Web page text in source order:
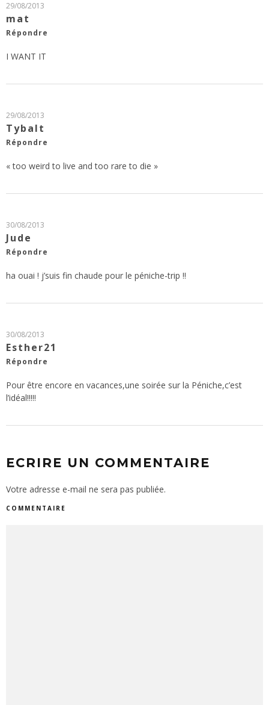
29/08/2013
mat
Répondre
I WANT IT
29/08/2013
Tybalt
Répondre
« too weird to live and too rare to die »
30/08/2013
Jude
Répondre
ha ouai ! j’suis fin chaude pour le péniche-trip !!
30/08/2013
Esther21
Répondre
Pour être encore en vacances,une soirée sur la Péniche,c’est
l’idéal!!!!!
ECRIRE UN COMMENTAIRE
Votre adresse e-mail ne sera pas publiée.
COMMENTAIRE